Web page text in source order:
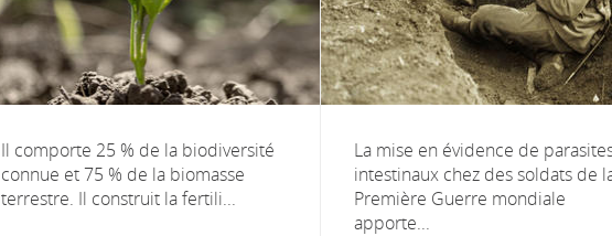
Il comporte 25 % de la biodiversité
connue et 75 % de la biomasse
terrestre. Il construit la fertili...
La mise en évidence de
intestinaux chez des soldats de
Première Guerre mondiale
apporte...